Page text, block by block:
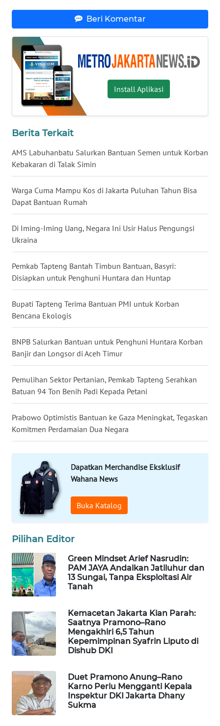
Beri Komentar
Install Aplikasi
Berita Terkait
AMS Labuhanbatu Salurkan Bantuan Semen untuk Korban
Kebakaran di Talak Simin
Warga Cuma Mampu Kos di Jakarta Puluhan Tahun Bisa
Dapat Bantuan Rumah
Di Iming-Iming Uang, Negara Ini Usir Halus Pengungsi
Ukraina
Pemkab Tapteng Bantah Timbun Bantuan, Basyri:
Disiapkan untuk Penghuni Huntara dan Huntap
Bupati Tapteng Terima Bantuan PMI untuk Korban
Bencana Ekologis
BNPB Salurkan Bantuan untuk Penghuni Huntara Korban
Banjir dan Longsor di Aceh Timur
Pemulihan Sektor Pertanian, Pemkab Tapteng Serahkan
Batuan 94 Ton Benih Padi Kepada Petani
Prabowo Optimistis Bantuan ke Gaza Meningkat, Tegaskan
Komitmen Perdamaian Dua Negara
Dapatkan Merchandise Eksklusif
Wahana News
Buka Katalog
Pilihan Editor
Green Mindset Arief Nasrudin:
PAM JAYA Andalkan Jatiluhur dan
13 Sungai, Tanpa Eksploitasi Air
Tanah
Kemacetan Jakarta Kian Parah:
Saatnya Pramono–Rano
Mengakhiri 6,5 Tahun
Kepemimpinan Syafrin Liputo di
Dishub DKI
Duet Pramono Anung–Rano
Karno Perlu Mengganti Kepala
Inspektur DKI Jakarta Dhany
Sukma
WN
KUNINGAN
WN
MAJALENGKA
WN
WN
SUKABUMI
WN
PURWAKARTA
WN
PRIANGAN
WN
WN
MADURA
WN
SURABAYA
WN
NATUNA
WN
BINTAN
WN
MANDALIKA
WN
LIKUPANG
WN
LABUANBAJO
WN
Media
Group